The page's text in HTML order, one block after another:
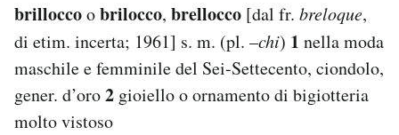
brilloccoobrilocco, brellocco [dal fr. breloque,
di etim. incerta; 1961] s. m. (pl. –chi) 1 nella moda
maschile e femminile del Sei-Settecento, ciondolo,
gener. d’oro2 gioiello o ornamento di bigiotteria
molto vistoso